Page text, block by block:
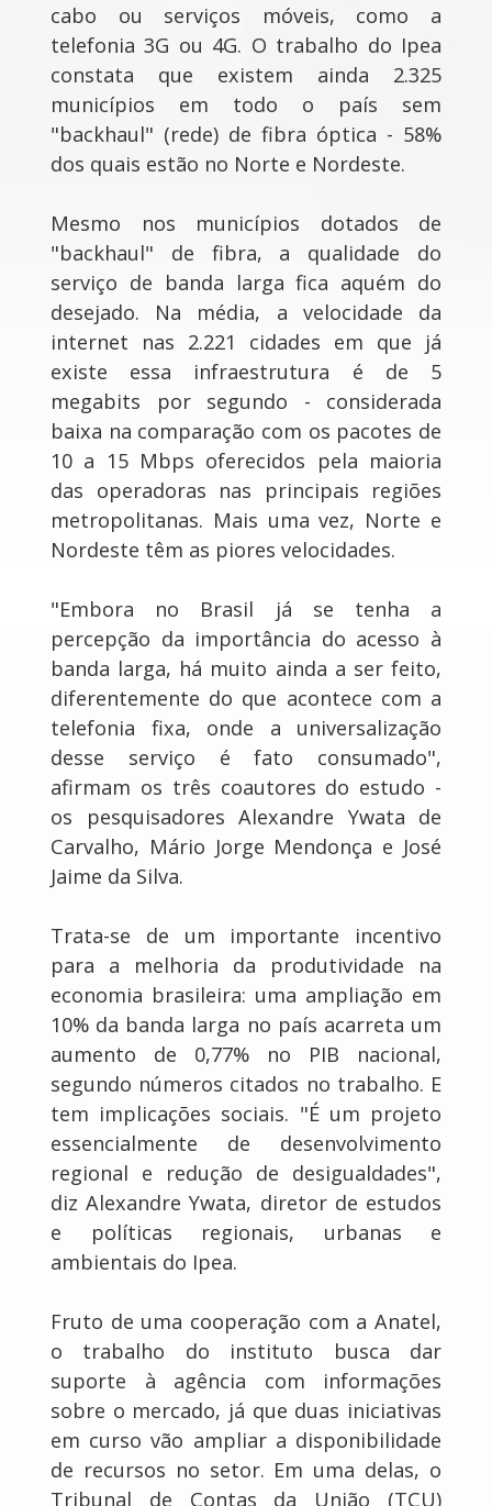
cabo ou serviços móveis, como a
telefonia 3G ou 4G. O trabalho do Ipea
constata que existem ainda 2.325
municípios em todo o país sem
"backhaul" (rede) de fibra óptica - 58%
dos quais estão no Norte e Nordeste.
Mesmo nos municípios dotados de
"backhaul" de fibra, a qualidade do
serviço de banda larga fica aquém do
desejado. Na média, a velocidade da
internet nas 2.221 cidades em que já
existe essa infraestrutura é de 5
megabits por segundo - considerada
baixa na comparação com os pacotes de
10 a 15 Mbps oferecidos pela maioria
das operadoras nas principais regiões
metropolitanas. Mais uma vez, Norte e
Nordeste têm as piores velocidades.
"Embora no Brasil já se tenha a
percepção da importância do acesso à
banda larga, há muito ainda a ser feito,
diferentemente do que acontece com a
telefonia fixa, onde a universalização
desse serviço é fato consumado",
afirmam os três coautores do estudo -
os pesquisadores Alexandre Ywata de
Carvalho, Mário Jorge Mendonça e José
Jaime da Silva.
Trata-se de um importante incentivo
para a melhoria da produtividade na
economia brasileira: uma ampliação em
10% da banda larga no país acarreta um
aumento de 0,77% no PIB nacional,
segundo números citados no trabalho. E
tem implicações sociais. "É um projeto
essencialmente de desenvolvimento
regional e redução de desigualdades",
diz Alexandre Ywata, diretor de estudos
e políticas regionais, urbanas e
ambientais do Ipea.
Fruto de uma cooperação com a Anatel,
o trabalho do instituto busca dar
suporte à agência com informações
sobre o mercado, já que duas iniciativas
em curso vão ampliar a disponibilidade
de recursos no setor. Em uma delas, o
Tribunal de Contas da União (TCU)